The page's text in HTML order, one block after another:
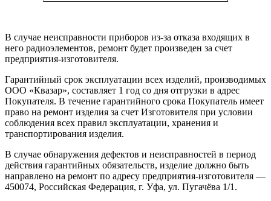
В случае неисправности приборов из-за отказа входящих в
него радиоэлементов, ремонт будет произведен за счет
предприятия-изготовителя.
Гарантийный срок эксплуатации всех изделий, производимых
ООО «Квазар», составляет 1 год со дня отгрузки в адрес
Покупателя. В течение гарантийного срока Покупатель имеет
право на ремонт изделия за счет Изготовителя при условии
соблюдения всех правил эксплуатации, хранения и
транспортирования изделия.
В случае обнаружения дефектов и неисправностей в период
действия гарантийных обязательств, изделие должно быть
направлено на ремонт по адресу предприятия-изготовителя —
450074, Российская Федерация, г. Уфа, ул. Пугачёва 1/1.